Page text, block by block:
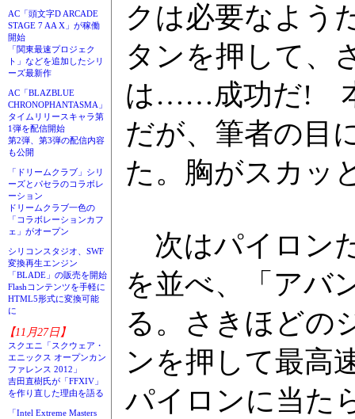
AC「頭文字D ARCADE
STAGE 7 AA X」が稼働
開始
「関東最速プロジェク
ト」などを追加したシリ
ーズ最新作
AC「BLAZBLUE
CHRONOPHANTASMA」
タイムリリースキャラ第
1弾を配信開始
第2弾、第3弾の配信内容
も公開
「ドリームクラブ」シリ
ーズとパセラのコラボレ
ーション
ドリームクラブ一色の
「コラボレーションカフ
ェ」がオープン
シリコンスタジオ、SWF
変換再生エンジン
「BLADE」の販売を開始
Flashコンテンツを手軽に
HTML5形式に変換可能
に
【11月27日】
スクエニ「スクウェア・
エニックス オープンカン
ファレンス 2012」
吉田直樹氏が「FFXIV」
を作り直した理由を語る
「Intel Extreme Masters
クは必要なよう
タンを押して、
は……成功だ! 本
だが、筆者の目
た。胸がスカッ
次はパイロン
を並べ、「アバ
る。さきほどの
ンを押して最高
パイロンに当た